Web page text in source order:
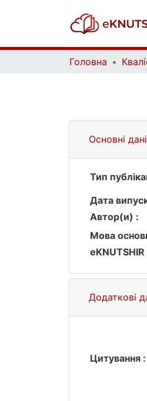
Головна
Основні
Тип
Дата
Автор(и) :
Мова
eKNUTSHIR
Додаткові
Цитування :